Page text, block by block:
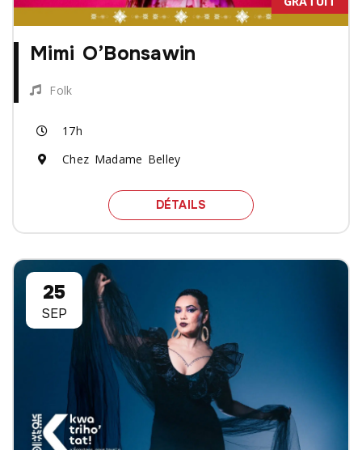
Mimi O’Bonsawin
Folk
17h
Chez Madame Belley
DÉTAILS SPECTACLE MIMI
25
SEP